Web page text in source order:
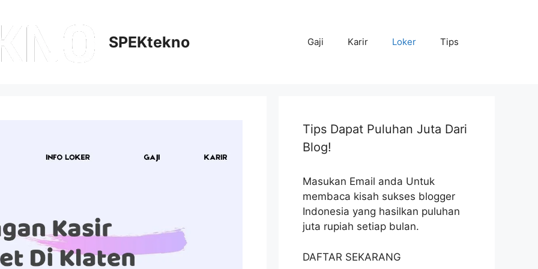
SPEKtekno Gaji Karir Loker Tips
Tips Dapat Puluhan Juta Dari
Blog!
Masukan Email anda Untuk
membaca kisah sukses blogger
Indonesia yang hasilkan puluhan
juta rupiah setiap bulan.
DAFTAR SEKARANG